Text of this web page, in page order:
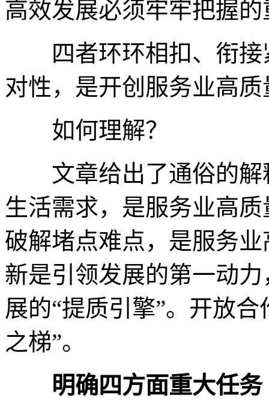
高效发展必须牢牢把握
四者环环相扣、衔接
对性，是开创服务业高
如何理解？
文章给出了通俗的解
生活需求，是服务业高
破解堵点难点，是服务
新是引领发展的第一动
展的“提质引擎”。开放
之梯”。
明确四方面重大任务